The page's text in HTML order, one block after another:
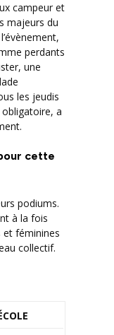
campeur et
majeurs du
perdants
une
les jeudis
a
cette
podiums.
à la fois
et féminines
collectif.